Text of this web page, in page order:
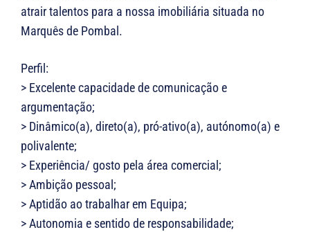
atrair talentos para a nossa imobiliária situada no
Marquês de Pombal.
Perfil:
> Excelente capacidade de comunicação e
argumentação;
> Dinâmico(a), direto(a), pró-ativo(a), autónomo(a) e
polivalente;
> Experiência/ gosto pela área comercial;
> Ambição pessoal;
> Aptidão ao trabalhar em Equipa;
> Autonomia e sentido de responsabilidade;